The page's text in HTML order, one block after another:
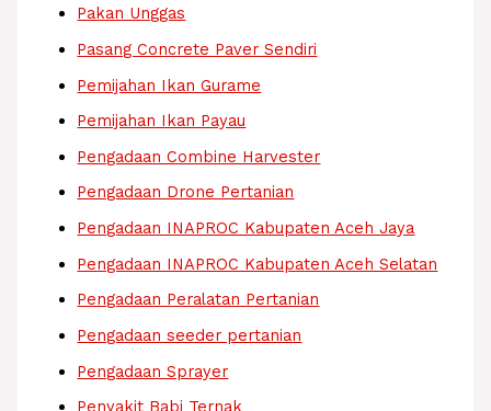
Pakan Unggas
Pasang Concrete Paver Sendiri
Pemijahan Ikan Gurame
Pemijahan Ikan Payau
Pengadaan Combine Harvester
Pengadaan Drone Pertanian
Pengadaan INAPROC Kabupaten Aceh Jaya
Pengadaan INAPROC Kabupaten Aceh Selatan
Pengadaan Peralatan Pertanian
Pengadaan seeder pertanian
Pengadaan Sprayer
Penyakit Babi Ternak